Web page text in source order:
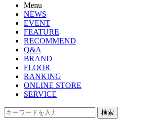
Menu
NEWS
EVENT
FEATURE
RECOMMEND
Q&A
BRAND
FLOOR
RANKING
ONLINE STORE
SERVICE
検索